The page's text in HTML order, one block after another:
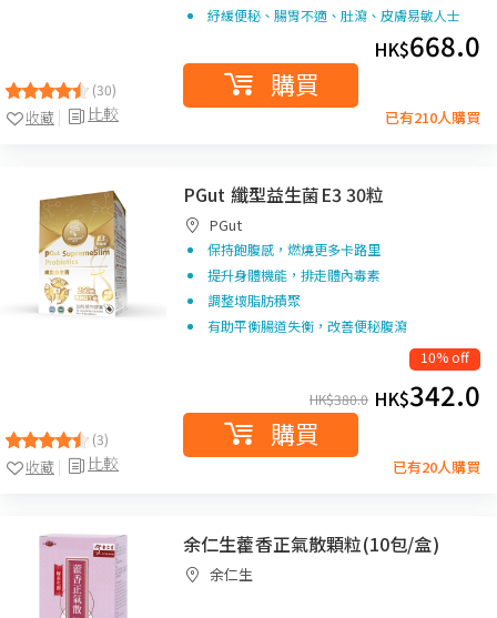
(30)
比較
收藏
紓緩便秘、腸胃不適、肚瀉、皮膚易敏人士
HK$668.0
購買
已有210人購買
(3)
比較
收藏
PGut 纖型益生菌E3 30粒
PGut
保持飽腹感，燃燒更多卡路里
提升身體機能，排走體內毒素
調整壞脂肪積聚
有助平衡腸道失衡，改善便秘腹瀉
10% off
HK$380.0 HK$342.0
購買
已有20人購買
余仁生藿香正氣散顆粒(10包/盒)
余仁生